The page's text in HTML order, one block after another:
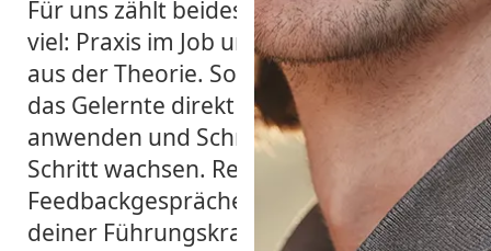
Für uns zählt beides gleich
viel: Praxis im Job und Wissen
aus der Theorie. So kannst du
das Gelernte direkt
anwenden und Schritt für
Schritt wachsen. Regelmäßige
Feedbackgespräche mit
deiner Führungskraft helfen